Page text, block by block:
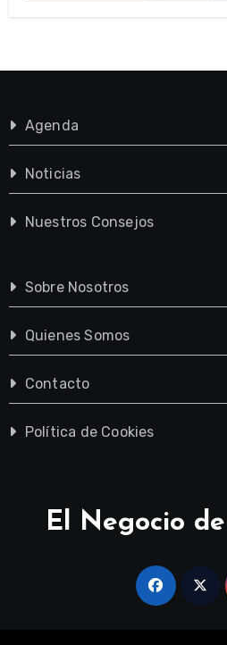
Agenda
Noticias
Nuestros Consejos
Sobre Nosotros
Quienes Somos
Contacto
Política de Cookies
El Negocio